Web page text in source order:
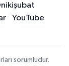
YouTube
sorumludur.